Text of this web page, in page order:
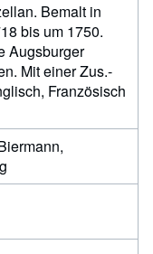
Bemalt in
bis um 1750.
Augsburger
Mit einer Zus.-
Französisch